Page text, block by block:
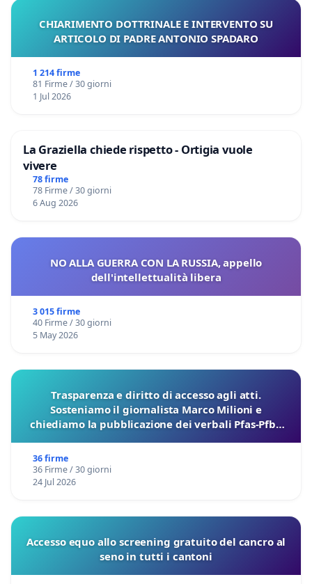
CHIARIMENTO DOTTRINALE E INTERVENTO SU
ARTICOLO DI PADRE ANTONIO SPADARO
1 214 firme
81 Firme / 30 giorni
1 Jul 2026
La Graziella chiede rispetto - Ortigia vuole
vivere
78 firme
78 Firme / 30 giorni
6 Aug 2026
NO ALLA GUERRA CON LA RUSSIA, appello
dell'intellettualità libera
3 015 firme
40 Firme / 30 giorni
5 May 2026
Trasparenza e diritto di accesso agli atti.
Sosteniamo il giornalista Marco Milioni e
chiediamo la pubblicazione dei verbali Pfas-Pfba
36 firme
36 Firme / 30 giorni
24 Jul 2026
Accesso equo allo screening gratuito del cancro al
seno in tutti i cantoni